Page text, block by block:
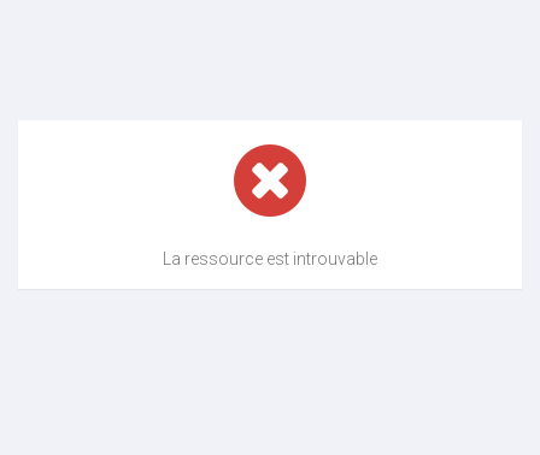
La ressource est introuvable